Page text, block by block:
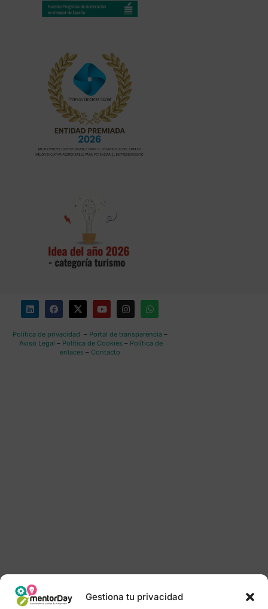
Gestiona tu privacidad
Política de privacidad – Portal de transparencia–
Aviso Legal – Política de Cookies – Política de
enlaces – Contacto